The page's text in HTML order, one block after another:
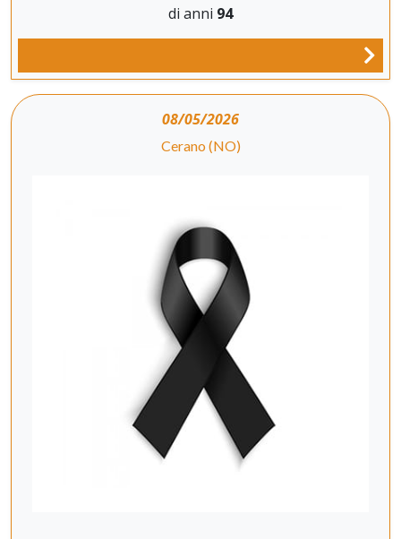
di anni 94
08/05/2026
Cerano (NO)